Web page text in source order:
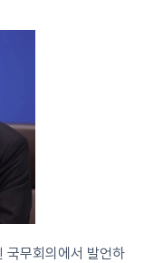
국무회의에서 발언하